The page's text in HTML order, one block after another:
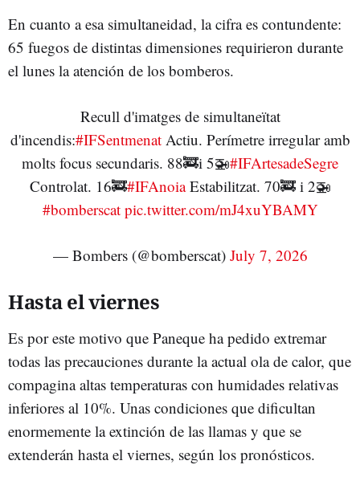
En cuanto a esa simultaneidad, la cifra es contundente:
65 fuegos de distintas dimensiones requirieron durante
el lunes la atención de los bomberos.
Recull d'imatges de simultaneïtat
d'incendis:#IFSentmenatActiu. Perímetre irregular amb
molts focus secundaris. 88🚒i 5🚁#IFArtesadeSegre
Controlat. 16🚒#IFAnoiaEstabilitzat. 70🚒 i 2🚁
#bomberscat pic.twitter.com/mJ4xuYBAMY
— Bombers (@bomberscat) July 7, 2026
Hasta el viernes
Es por este motivo que Paneque ha pedido extremar
todas las precauciones durante la actual ola de calor, que
compagina altas temperaturas con humidades relativas
inferiores al 10%. Unas condiciones que dificultan
enormemente la extinción de las llamas y que se
extenderán hasta el viernes, según los pronósticos.